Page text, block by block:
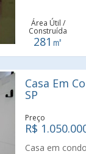
molduras,
são 2
pequena e
Área Útil /
Construída
281㎡
Casa Em
SP
Preço
R$
Casa em